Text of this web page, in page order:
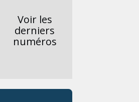
Voir les
derniers
numéros